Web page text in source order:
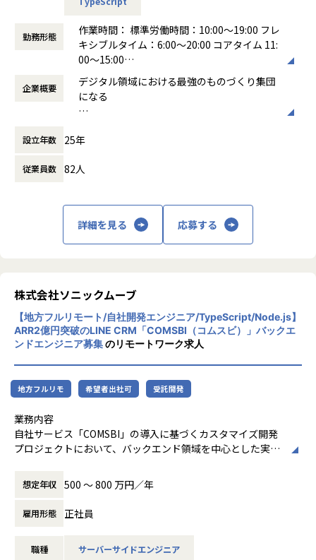
決するための最適な仕様を自ら設計していただきます。初期
段階ではディレクションの基礎を固めながらプロジェクトを
推進していただきます。中長期的には、クライアントのKPI
向上やデータ解析をもとにした改善案を提示する伴走型の提
案や、他のディレクターのリソース管理、新規案件の工数管
定： クライアントとの打ち合わせを通じて課題やニーズを整
ワイヤーフレームなどを作成します。 プロジェクトの進行管
す。 外部パートナーとの連携と対応： 外部委託が発生した際
には、成果物のチェックやフィードバックを行い、外注先を
適切にコントロールします。 ローンチに向けた品質管理： ク
設計書、仕様書などのドキュメントを正確に作成し、プロジ
ェクトメンバー間で認識を統一します。 小規模チームのマネ
ジメント： エンジニアやディレクターを含む2～3名から6,7
名規模のプロジェクトチームを牽引し、円滑なプロジェクト
して適切な進捗報告を行います。
＜AI活用・生産性向上＞
生産性を高めるためにAI駆動開発を全社的に推進しており、
GitHub Copilot、Claude、GeminiなどのAIツールを有料プ
ているため、最新のテクノロジーを活用しながら効率的に設
計やドキュメント作成を進めることができます。すでに一部
プロジェクトでは、共通プロンプトの整備とコードレビュー
体制により品質を担保しながら、生産性を最大2〜3倍に向
を実現しています。
勤務形態
作業時間： 標準労働時間：10:00〜19:00 フレ
キシブルタイム：6:00～20:00 コアタイム 11:
00〜15:00
働き方：フレックス制（コアタイムあり）
時間外労働の有無： 有（月平均16時間）
休憩時間： 60分
企業概要
デジタル領域における最強のものづくり集団
になる
意識し、デジタルコミュニケーションの領域
ョンであることを目指しています。
リューションやサービスを創り続けていきま
す。
設立年数 25年
従業員数 82人
詳細を見る 応募する
株式会社ソニックムーブ
【地方フルリモート/自社開発エンジニア/TypeScript/Node.js】
ARR2億円突破のLINE CRM「COMSBI（コムスビ）」バックエ
ンドエンジニア募集のリモートワーク求人
地方フルリモ 希望者出社可 受託開発
業務内容
自社サービス「COMSBI」の導入に基づくカスタマイズ開発
プロジェクトにおいて、バックエンド領域を中心とした実装
ている中で事業を拡大し続けていくため、サービスの提供ク
オリティを維持しながら、提供価値を最大化するための開発
にチームの一員として主体的に関わっていただける方を募集
しています。具体的には要件定義・設計といった上流工程か
ロントエンドやインフラ、生産性の向上に伴う横断的な施策
想定年収 500 〜 800 万円／年
雇用形態 正社員
職種 サーバーサイドエンジニア